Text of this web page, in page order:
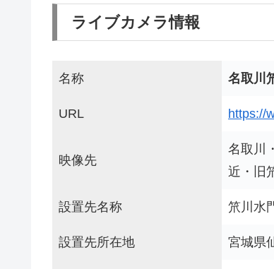
ライブカメラ情報
名称 名取川
URL https://
映像先
名取川
近・旧
設置先名称 笊川水
設置先所在地 宮城県